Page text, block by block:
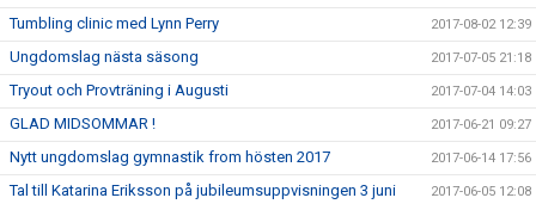
Tumbling clinic med Lynn Perry 2017-08-02 12:39
Ungdomslag nästa säsong 2017-07-05 21:18
Tryout och Provträning i Augusti 2017-07-04 14:03
GLAD MIDSOMMAR ! 2017-06-21 09:27
Nytt ungdomslag gymnastik from hösten 2017 2017-06-14 17:56
Tal till Katarina Eriksson på jubileumsuppvisningen 3 juni 2017-06-05 12:08